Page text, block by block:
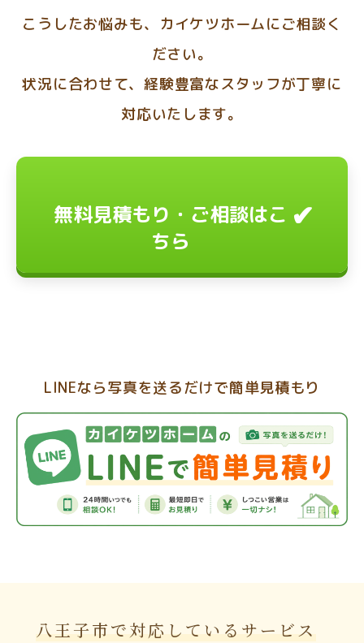
こうしたお悩みも、カイケツホームにご相談く
ださい。
状況に合わせて、経験豊富なスタッフが丁寧に
対応いたします。
無料見積もり・ご相談はこ
ちら
✔
LINEなら写真を送るだけで簡単見積もり
八王子市で対応しているサービス